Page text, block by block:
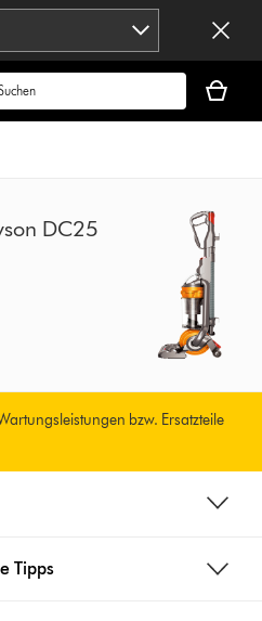
ist
DC25
bzw. Ersatzteile
Tipps